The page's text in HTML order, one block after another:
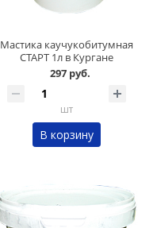
Мастика каучукобитумная
СТАРТ 1л в Кургане
297 руб.
шт
В корзину